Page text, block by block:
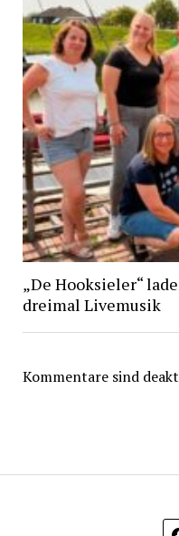
„De Hooksieler“
dreimal Livemusik
Kommentare sind